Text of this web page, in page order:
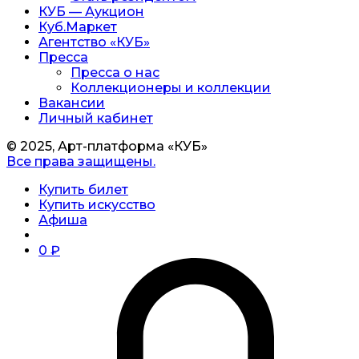
КУБ — Аукцион
Куб.Маркет
Агентство «КУБ»
Пресса
Пресса о нас
Коллекционеры и коллекции
Вакансии
Личный кабинет
© 2025, Арт-платформа «КУБ»
Все права защищены.
Купить билет
Купить искусство
Афиша
0 ₽